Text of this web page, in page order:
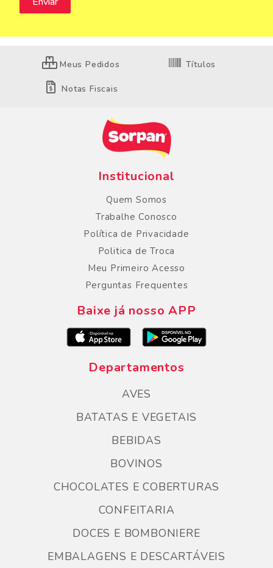
Meus Pedidos Títulos
Notas Fiscais
Institucional
Quem Somos
Trabalhe Conosco
Política de Privacidade
Politica de Troca
Meu Primeiro Acesso
Perguntas Frequentes
Baixe já nosso APP
Departamentos
AVES
BATATAS E VEGETAIS
BEBIDAS
BOVINOS
CHOCOLATES E COBERTURAS
CONFEITARIA
DOCES E BOMBONIERE
EMBALAGENS E DESCARTÁVEIS